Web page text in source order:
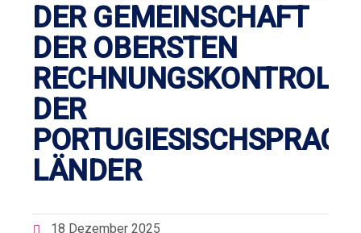
DER GEMEINSCHAFT
DER OBERSTEN
DER
LÄNDER
18 Dezember 2025